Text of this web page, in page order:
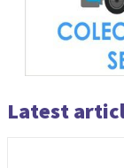
Latest